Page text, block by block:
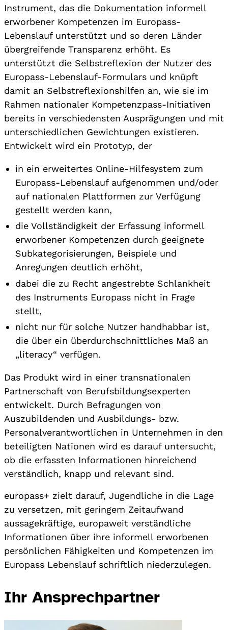
Instrument, das die Dokumentation informell
erworbener Kompetenzen im Europass-
Lebenslauf unterstützt und so deren Länder
übergreifende Transparenz erhöht. Es
unterstützt die Selbstreflexion der Nutzer des
Europass-Lebenslauf-Formulars und knüpft
damit an Selbstreflexionshilfen an, wie sie im
Rahmen nationaler Kompetenzpass-Initiativen
bereits in verschiedensten Ausprägungen und mit
unterschiedlichen Gewichtungen existieren.
Entwickelt wird ein Prototyp, der
in ein erweitertes Online-Hilfesystem zum
Europass-Lebenslauf aufgenommen und/oder
auf nationalen Plattformen zur Verfügung
gestellt werden kann,
die Vollständigkeit der Erfassung informell
erworbener Kompetenzen durch geeignete
Subkategorisierungen, Beispiele und
Anregungen deutlich erhöht,
dabei die zu Recht angestrebte Schlankheit
des Instruments Europass nicht in Frage
stellt,
nicht nur für solche Nutzer handhabbar ist,
die über ein überdurchschnittliches Maß an
„literacy“ verfügen.
Das Produkt wird in einer transnationalen
Partnerschaft von Berufsbildungsexperten
entwickelt. Durch Befragungen von
Auszubildenden und Ausbildungs- bzw.
Personalverantwortlichen in Unternehmen in den
beteiligten Nationen wird es darauf untersucht,
ob die erfassten Informationen hinreichend
verständlich, knapp und relevant sind.
europass+ zielt darauf, Jugendliche in die Lage
zu versetzen, mit geringem Zeitaufwand
aussagekräftige, europaweit verständliche
Informationen über ihre informell erworbenen
persönlichen Fähigkeiten und Kompetenzen im
Europass Lebenslauf schriftlich niederzulegen.
Ihr Ansprechpartner